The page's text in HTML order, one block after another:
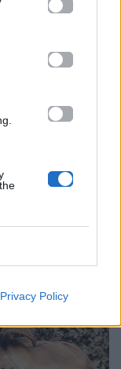
Privacy Policy
?g=5
πως ήθελε να
σε
να
σχεδόν